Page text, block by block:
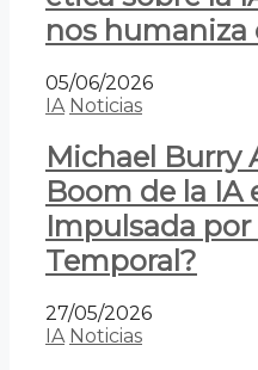
nos humaniza
05/06/2026
IA Noticias
Michael Burry
Boom de la IA
Impulsada
Temporal?
27/05/2026
IA Noticias